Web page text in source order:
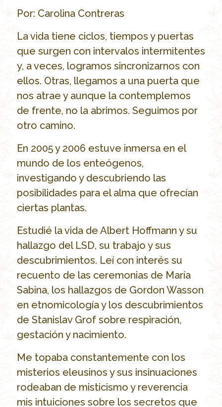
Por: Carolina Contreras
La vida tiene ciclos, tiempos y puertas
que surgen con intervalos intermitentes
y, a veces, logramos sincronizarnos con
ellos. Otras, llegamos a una puerta que
nos atrae y aunque la contemplemos
de frente, no la abrimos. Seguimos por
otro camino.
En 2005 y 2006 estuve inmersa en el
mundo de los enteógenos,
investigando y descubriendo las
posibilidades para el alma que ofrecían
ciertas plantas.
Estudié la vida de Albert Hoffmann y su
hallazgo del LSD, su trabajo y sus
descubrimientos. Leí con interés su
recuento de las ceremonias de María
Sabina, los hallazgos de Gordon Wasson
en etnomicología y los descubrimientos
de Stanislav Grof sobre respiración,
gestación y nacimiento.
Me topaba constantemente con los
misterios eleusinos y sus insinuaciones
rodeaban de misticismo y reverencia
mis intuiciones sobre los secretos que